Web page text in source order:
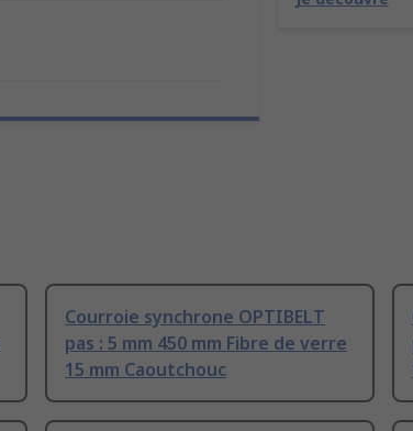
Courroie synchrone OPTIBELT
pas : 5 mm 450 mm Fibre de verre
15 mm Caoutchouc